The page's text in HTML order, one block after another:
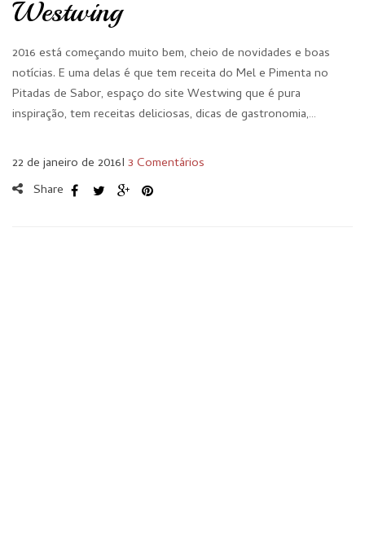
Westwing
2016 está começando muito bem, cheio de novidades e boas
notícias. E uma delas é que tem receita do Mel e Pimenta no
Pitadas de Sabor, espaço do site Westwing que é pura
inspiração, tem receitas deliciosas, dicas de gastronomia,…
22 de janeiro de 2016I 3 Comentários
Share